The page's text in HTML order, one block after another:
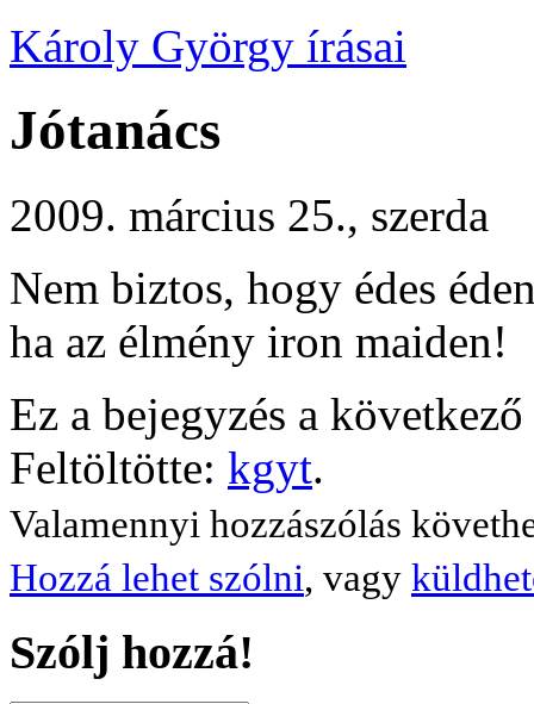
Károly György írásai
Jótanács
2009. március 25., szerda
Nem biztos, hogy édes
ha az élmény iron maiden!
Ez a bejegyzés a
Feltöltötte: kgyt.
Valamennyi hozzászólás
Hozzá lehet szólni, vagy
Szólj hozzá!